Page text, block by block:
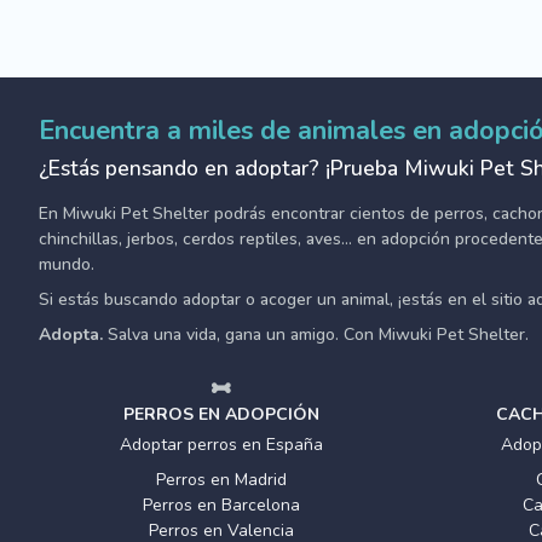
Encuentra a miles de animales en
¿Estás pensando en adoptar? ¡Prueba Miwuki Pet
En Miwuki Pet Shelter podrás encontrar cientos de perros,
chinchillas, jerbos, cerdos reptiles, aves... en adopción
mundo.
Si estás buscando adoptar o acoger un animal, ¡estás en el sitio
Adopta. Salva una vida, gana un amigo. Con Miwuki Pet Shelter.
PERROS EN ADOPCIÓN
Adoptar perros en España
Perros en Madrid
Perros en Barcelona
Perros en Valencia